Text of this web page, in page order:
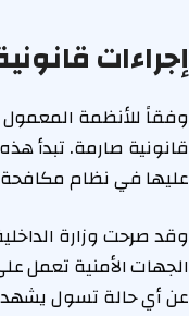
إجراءات
وفقاً للأنظمة المعمول
قانونية صارمة. تبدأ
عليها في نظام مكافحة
وقد صرحت وزارة
الجهات الأمنية تعمل
عن أي حالة تسول